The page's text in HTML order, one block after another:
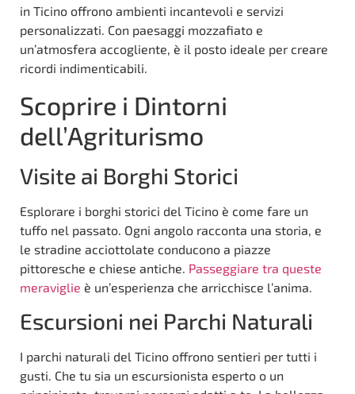
in Ticino offrono ambienti incantevoli e servizi
personalizzati. Con paesaggi mozzafiato e
un’atmosfera accogliente, è il posto ideale per creare
ricordi indimenticabili.
Scoprire i Dintorni
dell’Agriturismo
Visite ai Borghi Storici
Esplorare i borghi storici del Ticino è come fare un
tuffo nel passato. Ogni angolo racconta una storia, e
le stradine acciottolate conducono a piazze
pittoresche e chiese antiche. Passeggiare tra queste
meraviglie è un’esperienza che arricchisce l’anima.
Escursioni nei Parchi Naturali
I parchi naturali del Ticino offrono sentieri per tutti i
gusti. Che tu sia un escursionista esperto o un